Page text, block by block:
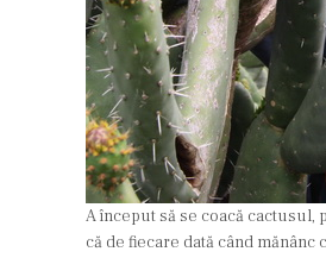
A început să se coacă
că de fiecare dată când